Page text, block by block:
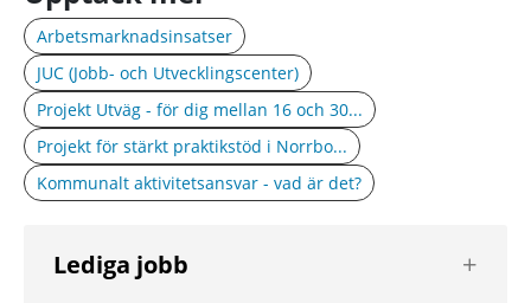
Arbetsmarknadsinsatser
JUC (Jobb- och Utvecklingscenter)
Projekt Utväg - för dig mellan 16 och 30...
Projekt för stärkt praktikstöd i Norrbo...
Kommunalt aktivitetsansvar - vad är det?
Lediga jobb
nästa